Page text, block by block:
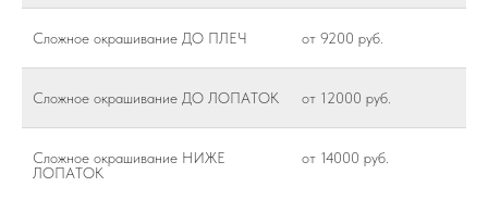
Сложное окрашивание ДО ПЛЕЧ от 9200 руб.
Сложное окрашивание ДО ЛОПАТОК от 12000 руб.
Сложное окрашивание НИЖЕ
ЛОПАТОК
от 14000 руб.